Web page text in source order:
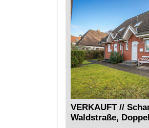
VERKAUFT //
Waldstraße,